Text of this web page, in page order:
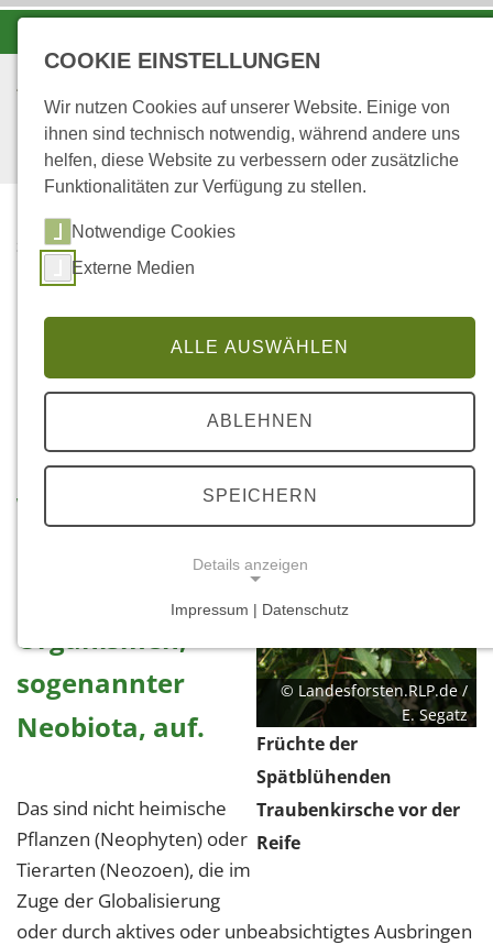
STARTSEITE ...
Neobiota
© Landesforsten.RLP.de /
E. Segatz
Früchte der
Spätblühenden
Traubenkirsche vor der
Reife
pfälzischen
Wäldern treten
eingewanderter
Organismen,
sogenannter
Neobiota, auf.
Das sind nicht heimische
Pflanzen (Neophyten) oder
Tierarten (Neozoen), die im
Zuge der Globalisierung
oder durch aktives oder unbeabsichtigtes Ausbringen
COOKIE EINSTELLUNGEN
Wir nutzen Cookies auf unserer Website. Einige von
ihnen sind technisch notwendig, während andere uns
helfen, diese Website zu verbessern oder zusätzliche
Funktionalitäten zur Verfügung zu stellen.
Notwendige Cookies
Externe Medien
ALLE AUSWÄHLEN
ABLEHNEN
SPEICHERN
Details anzeigen
Notwendige Cookies ermöglichen grundlegende
Funktionen und sind für die einwandfreie Funktion
der Website erforderlich.
Einverständnis-Cookie
Name:
cookie_consent
Zweck:
Dieser Cookie speichert die ausgewählten
Einverständnis-Optionen des Benutzers
Impressum | Datenschutz